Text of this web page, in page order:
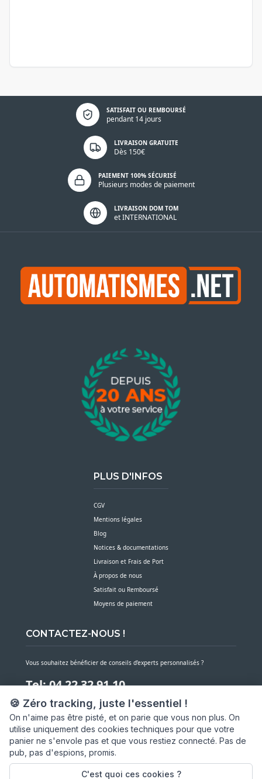
🍪 Zéro tracking, juste l'essentiel !
On n'aime pas être pisté, et on parie que vous non plus. On
utilise uniquement des cookies techniques pour que votre
panier ne s'envole pas et que vous restiez connecté. Pas de
pub, pas d'espions, promis.
C'est quoi ces cookies ?
SATISFAIT OU REMBOURSÉ
pendant 14 jours
Politique de confidentialité
LIVRAISON GRATUITE
Dès 150€
PAIEMENT 100% SÉCURISÉ
Plusieurs modes de paiement
LIVRAISON DOM TOM
et INTERNATIONAL
PLUS D'INFOS
CGV
Mentions légales
Blog
Notices & documentations
Livraison et Frais de Port
À propos de nous
Satisfait ou Remboursé
Moyens de paiement
CONTACTEZ-NOUS !
Vous souhaitez bénéficier de conseils d’experts personnalisés ?
Tel: 04 22 32 91 10
Notre service client est à votre écoute du lundi au vendredi de 7h30 à 16h
NOUS CONTACTER PAR MESSAGE
SARL ASP06
66 av. Michel Jourdan